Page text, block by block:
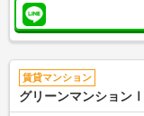
賃貸マンション
グリーンマンションⅠ